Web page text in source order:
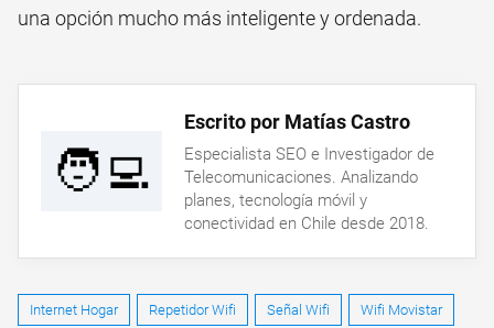
una opción mucho más inteligente y ordenada.
🧑‍💻
Escrito por Matías Castro
Especialista SEO e Investigador de
Telecomunicaciones. Analizando
planes, tecnología móvil y
conectividad en Chile desde 2018.
Internet Hogar Repetidor Wifi Señal Wifi Wifi Movistar